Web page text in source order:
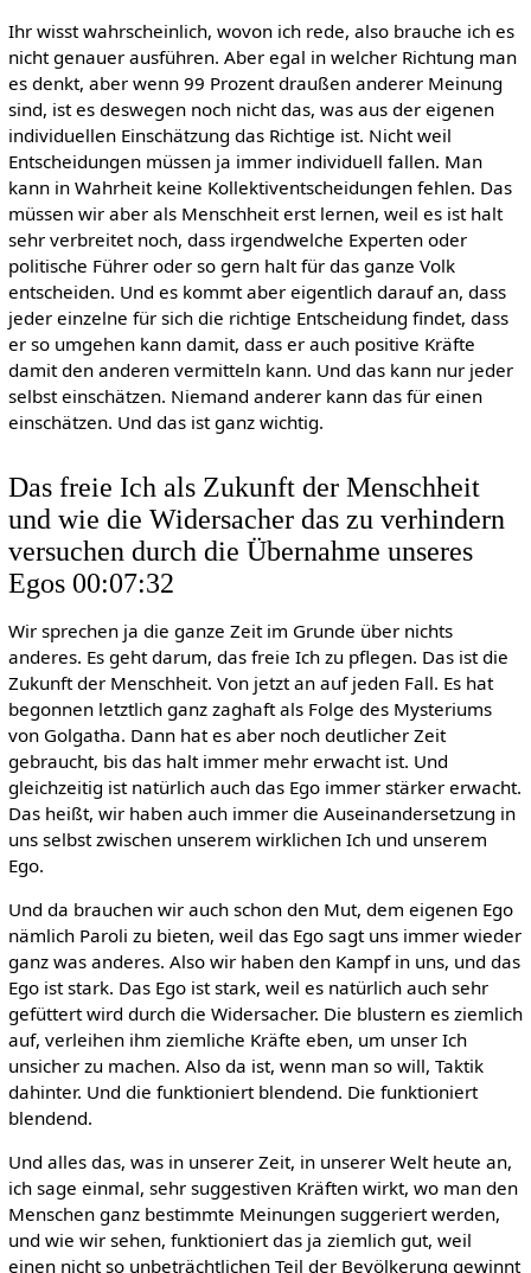
Ihr wisst wahrscheinlich, wovon ich rede, also brauche ich es
nicht genauer ausführen. Aber egal in welcher Richtung man
es denkt, aber wenn 99 Prozent draußen anderer Meinung
sind, ist es deswegen noch nicht das, was aus der eigenen
individuellen Einschätzung das Richtige ist. Nicht weil
Entscheidungen müssen ja immer individuell fallen. Man
kann in Wahrheit keine Kollektiventscheidungen fehlen. Das
müssen wir aber als Menschheit erst lernen, weil es ist halt
sehr verbreitet noch, dass irgendwelche Experten oder
politische Führer oder so gern halt für das ganze Volk
entscheiden. Und es kommt aber eigentlich darauf an, dass
jeder einzelne für sich die richtige Entscheidung findet, dass
er so umgehen kann damit, dass er auch positive Kräfte
damit den anderen vermitteln kann. Und das kann nur jeder
selbst einschätzen. Niemand anderer kann das für einen
einschätzen. Und das ist ganz wichtig.
Das freie Ich als Zukunft der Menschheit
und wie die Widersacher das zu verhindern
versuchen durch die Übernahme unseres
Egos 00:07:32
Wir sprechen ja die ganze Zeit im Grunde über nichts
anderes. Es geht darum, das freie Ich zu pflegen. Das ist die
Zukunft der Menschheit. Von jetzt an auf jeden Fall. Es hat
begonnen letztlich ganz zaghaft als Folge des Mysteriums
von Golgatha. Dann hat es aber noch deutlicher Zeit
gebraucht, bis das halt immer mehr erwacht ist. Und
gleichzeitig ist natürlich auch das Ego immer stärker erwacht.
Das heißt, wir haben auch immer die Auseinandersetzung in
uns selbst zwischen unserem wirklichen Ich und unserem
Ego.
Und da brauchen wir auch schon den Mut, dem eigenen Ego
nämlich Paroli zu bieten, weil das Ego sagt uns immer wieder
ganz was anderes. Also wir haben den Kampf in uns, und das
Ego ist stark. Das Ego ist stark, weil es natürlich auch sehr
gefüttert wird durch die Widersacher. Die blustern es ziemlich
auf, verleihen ihm ziemliche Kräfte eben, um unser Ich
unsicher zu machen. Also da ist, wenn man so will, Taktik
dahinter. Und die funktioniert blendend. Die funktioniert
blendend.
Und alles das, was in unserer Zeit, in unserer Welt heute an,
ich sage einmal, sehr suggestiven Kräften wirkt, wo man den
Menschen ganz bestimmte Meinungen suggeriert werden,
und wie wir sehen, funktioniert das ja ziemlich gut, weil
einen nicht so unbeträchtlichen Teil der Bevölkerung gewinnt